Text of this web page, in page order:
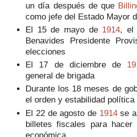
un día después de que
como jefe del Estado Mayor
El 15 de mayo de 1914, el
Benavides Presidente
elecciones
El 17 de diciembre de
general de brigada
Durante los 18 meses de
el orden y estabilidad política
El 22 de agosto de 1914se
billetes fiscales para
económica